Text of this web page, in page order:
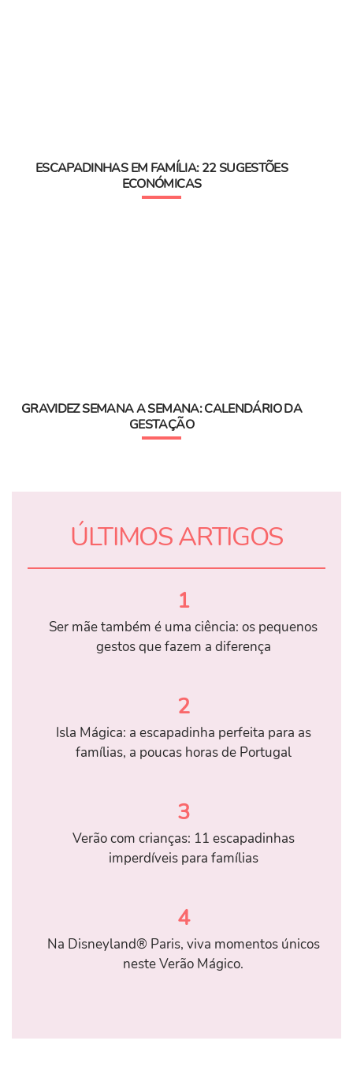
ESCAPADINHAS EM FAMÍLIA: 22 SUGESTÕES
ECONÓMICAS
GRAVIDEZ SEMANA A SEMANA: CALENDÁRIO DA
GESTAÇÃO
ÚLTIMOS ARTIGOS
1
Ser mãe também é uma ciência: os pequenos
gestos que fazem a diferença
2
Isla Mágica: a escapadinha perfeita para as
famílias, a poucas horas de Portugal
3
Verão com crianças: 11 escapadinhas
imperdíveis para famílias
4
Na Disneyland® Paris, viva momentos únicos
neste Verão Mágico.